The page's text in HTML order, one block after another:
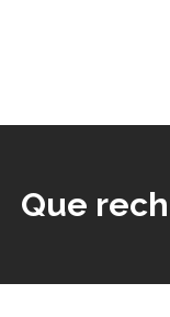
Que